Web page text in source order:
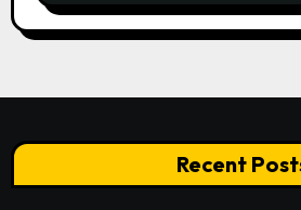
Recent